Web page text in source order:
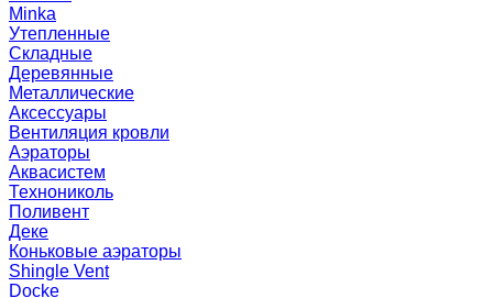
Minka
Утепленные
Складные
Деревянные
Металлические
Аксессуары
Вентиляция кровли
Аэраторы
Аквасистем
Технониколь
Поливент
Деке
Коньковые аэраторы
Shingle Vent
Docke